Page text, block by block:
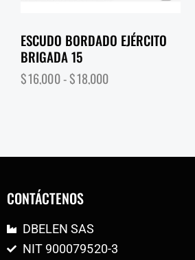
ESCUDO BORDADO EJÉRCITO
BRIGADA 15
$16,000-$18,000
CONTÁCTENOS
DBELEN SAS
NIT 900079520-3